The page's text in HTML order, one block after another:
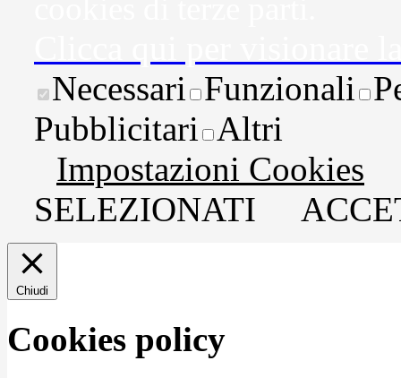
Necessari Funzionali
Pubblicitari Altri
Impostazioni Cookies
SELEZIONATI
Chiudi
Cookies policy